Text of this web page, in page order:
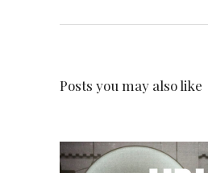
Posts you may also like